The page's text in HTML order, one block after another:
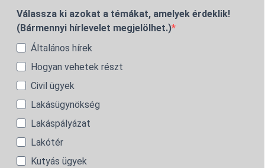
Válassza ki azokat a témákat, amelyek érdeklik!
(Bármennyi hírlevelet megjelölhet.)
Általános hírek
Hogyan vehetek részt
Civil ügyek
Lakásügynökség
Lakáspályázat
Lakótér
Kutyás ügyek